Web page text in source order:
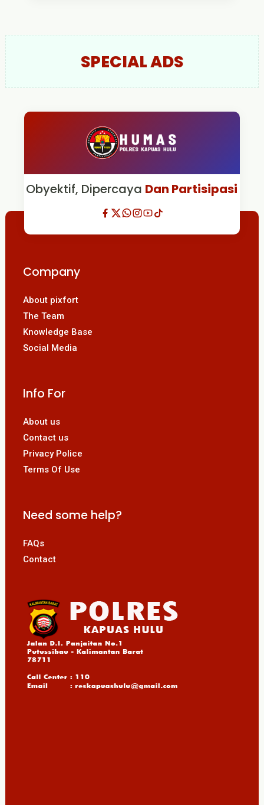
SPECIAL ADS
Obyektif, Dipercaya Dan Partisipasi
Company
About pixfort
The Team
Knowledge Base
Social Media
Info For
About us
Contact us
Privacy Police
Terms Of Use
Need some help?
FAQs
Contact